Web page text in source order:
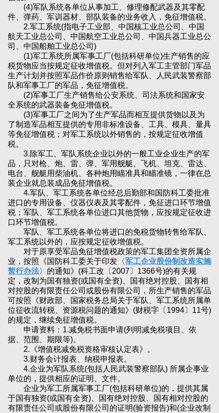
(4)军队系统各单位从事加工、修理修配武器及其零配
件、弹药、军训器材、部队装备的业务收入，免征增值税。
2.军工系统(指电子工业部、中国核工业总公司、中国
航天工业总公司、中国航空工业总公司、中国兵器工业总公
司、中国船舶工业总公司)
(1)军工系统所属军事工厂(包括科研单位)生产销售的应
税货物应当按规定征收增值税。但对列入军工主管部门军品
生产计划并按照军品作价原则销售给军队、人民武装警察部
队和军事工厂的军品，免征增值税。
(2)军事工厂生产销售给公安系统、司法系统和国家安
全系统的武器装备免征增值税。
(3)军事工厂之间为了生产军品而相互提供货物以及为
了制造军品相互提供的专用非标准设备、工具、模具、量具
等免征增值税；对军工系统以外销售的，按规定征收增值
税。
3.除军工、军队系统企业以外的一般工业企业生产的军
品，只对枪、炮、雷、弹、军用舰艇、飞机、坦克、雷达、
电台、舰艇用柴油机、各种炮用瞄准具和瞄准镜，一律在总
装企业就总装成品免征增值税。
4.军队、军工系统各单位经总后勤部和国防科工委批准
进口的专用设备、仪器仪表及其零配件，免征进口环节增值
税；军队、军工系统各单位进口其他货物，应按规定征收进
口环节增值税。
军队、军工系统各单位将进口的免税货物转售给军队、
军工系统以外的，应按规定征收增值税。
对于原享受军品免征增值税政策的军工集团全资所属企
业，按照《国防科工委关于印发〈军工企业股份制改造实施
暂行办法〉的通知》(科工改〔2007〕1366号)的有关规
定，改制为国有独资(或国有全资)、国有绝对控股、国有相
对控股的有限责任公司或股份有限公司，所生产销售的军品
可按照《财政部、国家税务总局关于军队、军工系统所属单
位征收流转税、资源税问题的通知》(财税字〔1994〕11号)
的规定，继续免征增值税。
申请资料：1.减免税书面申请(列明减免税项目、依
据、范围、期限等)。
2.《增值税减免税资格审核认定表》。
3.财务会计报表、纳税申报表。
4.企业为军队系统(包括人民武装警察部队) 所属企事业
单位的，提供相应的证明、文件。
企业为军工所属军事工厂(包括科研单位)的，提供其属
于国有独资(或国有全资)、国有绝对控股、国有相对控股的
有限责任公司或股份有限公司的证明(验资报告)和(企业改制